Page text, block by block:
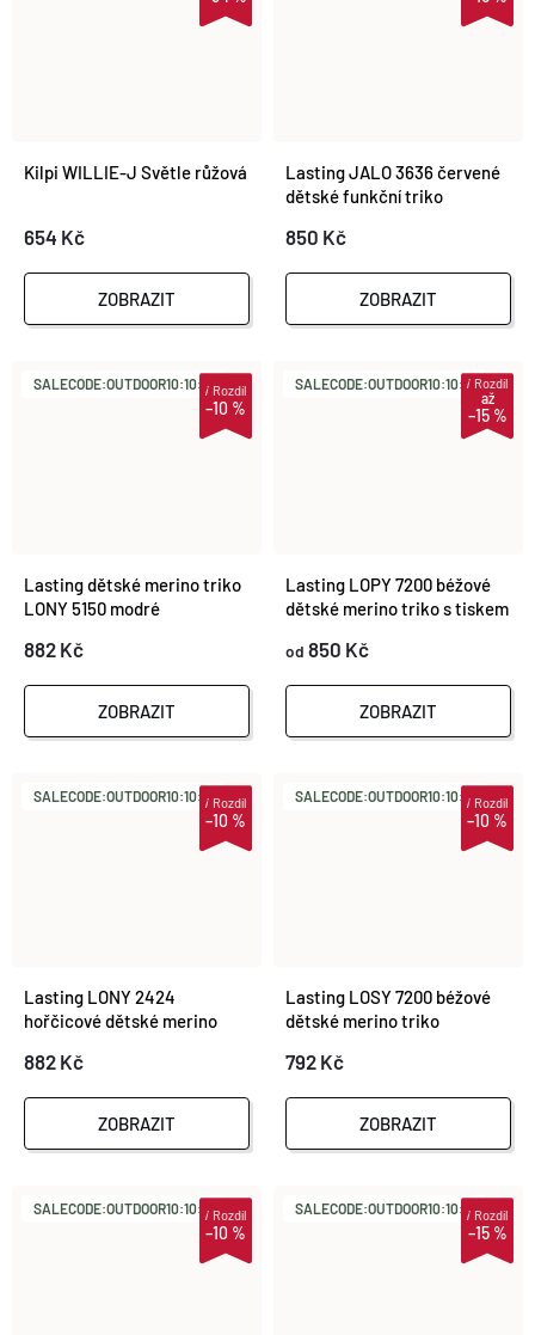
Kilpi WILLIE-J Světle růžová
654 Kč
ZOBRAZIT
Lasting JALO 3636 červené
dětské funkční triko
850 Kč
ZOBRAZIT
SALECODE:OUTDOOR10:10:%
–10 %
iRozdíl
Lasting dětské merino triko
LONY 5150 modré
882 Kč
ZOBRAZIT
SALECODE:OUTDOOR10:10:%
až
–15 %
iRozdíl
Lasting LOPY 7200 béžové
dětské merino triko s tiskem
od 850 Kč
ZOBRAZIT
SALECODE:OUTDOOR10:10:%
–10 %
iRozdíl
Lasting LONY 2424
hořčicové dětské merino
882 Kč
ZOBRAZIT
SALECODE:OUTDOOR10:10:%
–10 %
iRozdíl
Lasting LOSY 7200 béžové
dětské merino triko
792 Kč
ZOBRAZIT
SALECODE:OUTDOOR10:10:%
–10 %
iRozdíl SALECODE:OUTDOOR10:10:%
–15 %
iRozdíl